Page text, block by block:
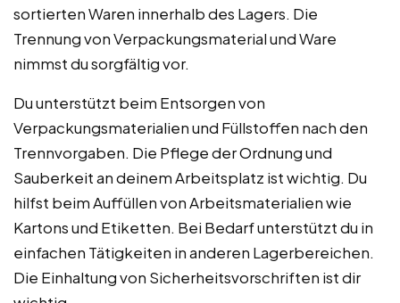
sortierten Waren innerhalb des Lagers. Die
Trennung von Verpackungsmaterial und Ware
nimmst du sorgfältig vor.
Du unterstützt beim Entsorgen von
Verpackungsmaterialien und Füllstoffen nach den
Trennvorgaben. Die Pflege der Ordnung und
Sauberkeit an deinem Arbeitsplatz ist wichtig. Du
hilfst beim Auffüllen von Arbeitsmaterialien wie
Kartons und Etiketten. Bei Bedarf unterstützt du in
einfachen Tätigkeiten in anderen Lagerbereichen.
Die Einhaltung von Sicherheitsvorschriften ist dir